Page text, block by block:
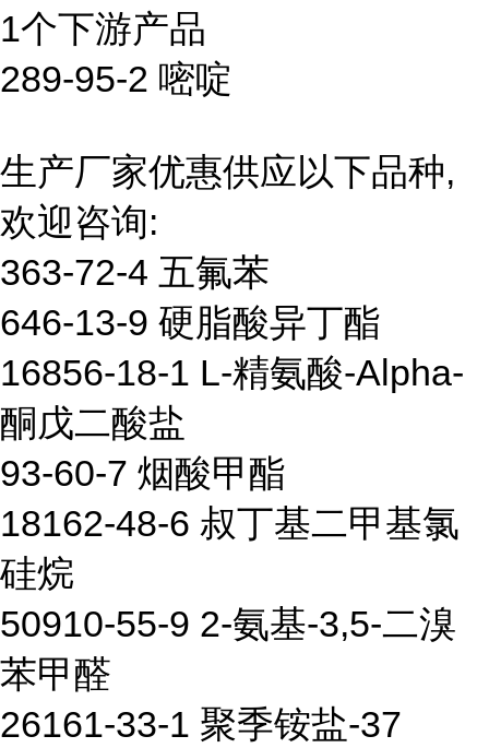
1个下游产品
289-95-2 嘧啶
生产厂家优惠供应以下品种,
欢迎咨询:
363-72-4 五氟苯
646-13-9 硬脂酸异丁酯
16856-18-1 L-精氨酸-Alpha-
酮戊二酸盐
93-60-7 烟酸甲酯
18162-48-6 叔丁基二甲基氯
硅烷
50910-55-9 2-氨基-3,5-二溴
苯甲醛
26161-33-1 聚季铵盐-37